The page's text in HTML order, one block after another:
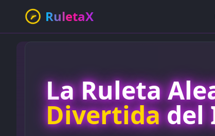
RuletaX
La Ruleta
Divertidadel